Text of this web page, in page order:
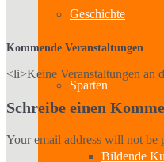
Geschichte
Sparten
Bildende
Kommende Veranstaltungen
<li>Keine Veranstaltungen an
Schreibe einen
Your email address will not be